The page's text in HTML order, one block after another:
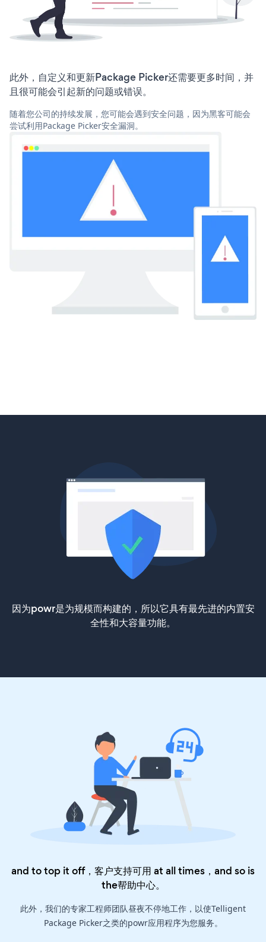
此外，自定义和更新Package Picker还需要更多时间，并
且很可能会引起新的问题或错误。
随着您公司的持续发展，您可能会遇到安全问题，因为黑客可能会
尝试利用Package Picker安全漏洞。
因为powr是为规模而构建的，所以它具有最先进的内置安
全性和大容量功能。
and to top it off，客户支持可用 at all times，and so is
the帮助中心。
此外，我们的专家工程师团队昼夜不停地工作，以使Telligent
Package Picker之类的powr应用程序为您服务。